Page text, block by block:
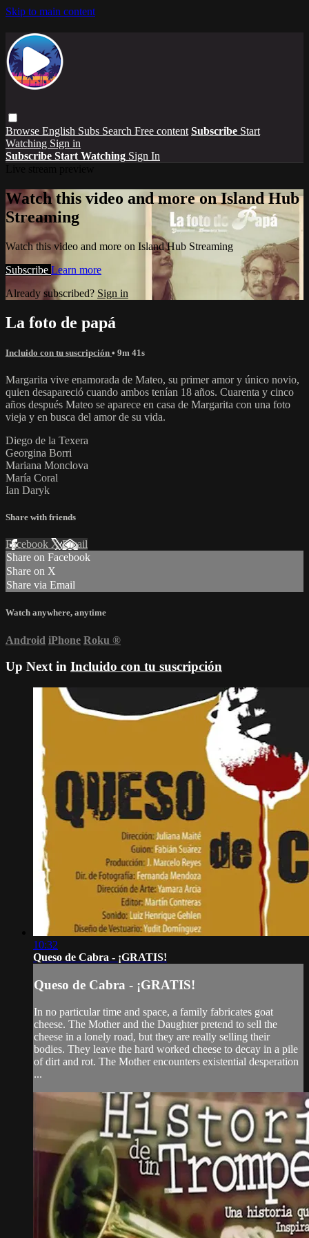
Skip to main content
Browse English Subs Search Free content Subscribe Start
Watching Sign in
Subscribe Start Watching Sign In
Watch this video and more on Island Hub
Streaming
Watch this video and more on Island Hub Streaming
Subscribe Learn more
Already subscribed? Sign in
La foto de papá
Incluido con tu suscripción • 9m 41s
Margarita vive enamorada de Mateo, su primer amor y único novio,
quien desapareció cuando ambos tenían 18 años. Cuarenta y cinco
años después Mateo se aparece en casa de Margarita con una foto
vieja y en busca del amor de su vida.
Diego de la Texera
Georgina Borri
Mariana Monclova
María Coral
Ian Daryk
Share with friends
Facebook XEmail
Share on Facebook
Share on X
Share via Email
Watch anywhere, anytime
Android iPhone Roku ®
Up Next in Incluido con tu suscripción
10:32
Queso de Cabra - ¡GRATIS!
Queso de Cabra - ¡GRATIS!
In no particular time and space, a family fabricates goat
cheese. The Mother and the Daughter pretend to sell the
cheese in a lonely road, but they are really selling their
bodies. They leave the hard worked cheese to decay in a pile
of dirt and rot. The Mother encounters existential desperation
...